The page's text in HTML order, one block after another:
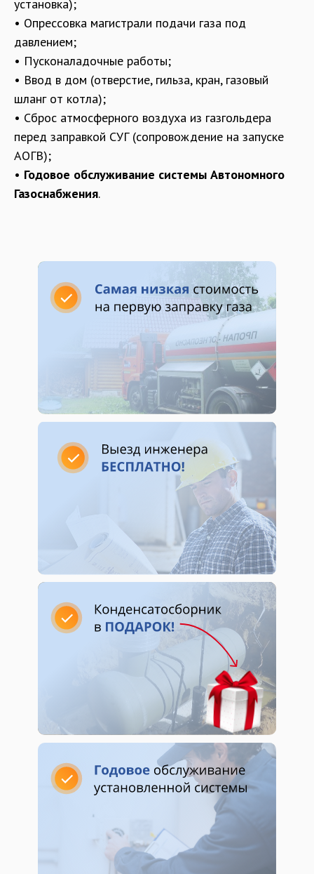
установка);
• Опрессовка магистрали подачи газа под
давлением;
• Пусконаладочные работы;
• Ввод в дом (отверстие, гильза, кран, газовый
шланг от котла);
• Сброс атмосферного воздуха из газгольдера
перед заправкой СУГ (сопровождение на запуске
АОГВ);
• Годовое обслуживание системы Автономного
Газоснабжения.